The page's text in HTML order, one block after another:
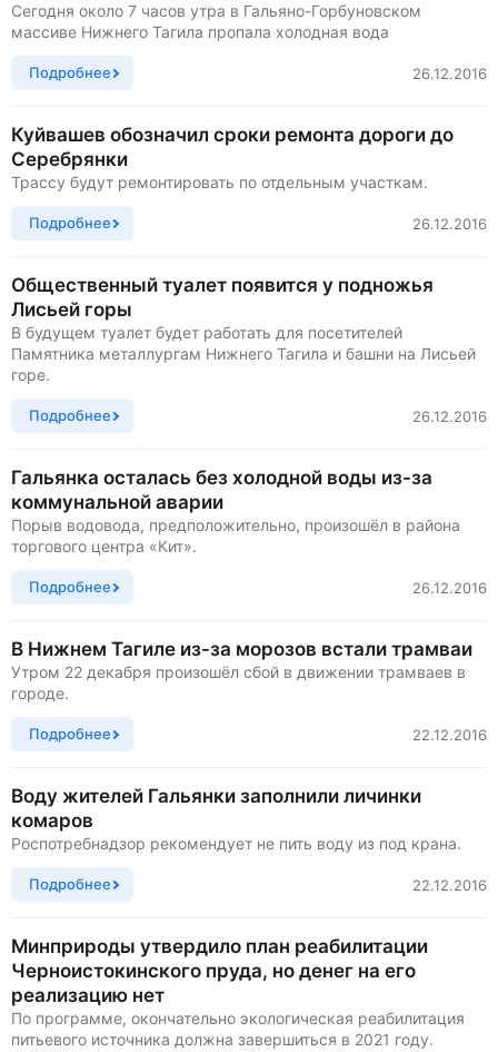
Сегодня около 7 часов утра в Гальяно-Горбуновском
массиве Нижнего Тагила пропала холодная вода
Подробнее 26.12.2016
Куйвашев обозначил сроки ремонта дороги до
Серебрянки
Трассу будут ремонтировать по отдельным участкам.
Подробнее 26.12.2016
Общественный туалет появится у подножья
Лисьей горы
В будущем туалет будет работать для посетителей
Памятника металлургам Нижнего Тагила и башни на Лисьей
горе.
Подробнее 26.12.2016
Гальянка осталась без холодной воды из-за
коммунальной аварии
Порыв водовода, предположительно, произошёл в района
торгового центра «Кит».
Подробнее 26.12.2016
В Нижнем Тагиле из-за морозов встали трамваи
Утром 22 декабря произошёл сбой в движении трамваев в
городе.
Подробнее 22.12.2016
Воду жителей Гальянки заполнили личинки
комаров
Роспотребнадзор рекомендует не пить воду из под крана.
Подробнее 22.12.2016
Минприроды утвердило план реабилитации
Черноистокинского пруда, но денег на его
реализацию нет
По программе, окончательно экологическая реабилитация
питьевого источника должна завершиться в 2021 году.